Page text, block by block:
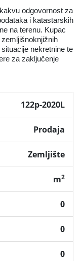
odgovornost za
i katastarskih
na terenu. Kupac
nekretnine te
za zaključenje
122p-2020L
Prodaja
Zemljište
m2
0
0
0